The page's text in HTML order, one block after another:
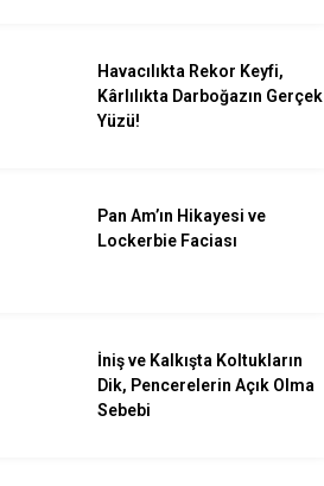
Havacılıkta Rekor Keyfi,
Kârlılıkta Darboğazın Gerçek
Yüzü!
Pan Am’ın Hikayesi ve
Lockerbie Faciası
İniş ve Kalkışta Koltukların
Dik, Pencerelerin Açık Olma
Sebebi